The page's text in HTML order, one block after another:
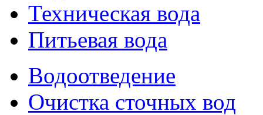
Техническая вода
Питьевая вода
Водоотведение
Очистка сточных вод